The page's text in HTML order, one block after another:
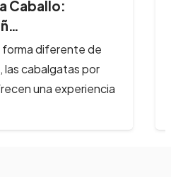
en las
Córdoba son los
turísticos de la provincia
cientos de…